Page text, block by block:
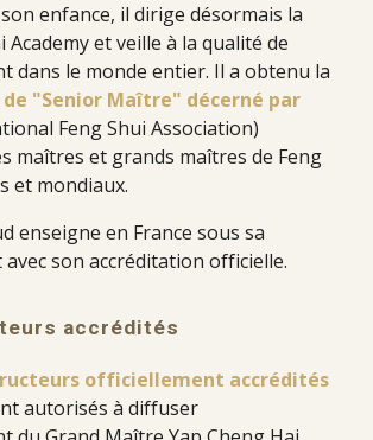
enfance, il dirige désormais la
Academy et veille à la qualité de
dans le monde entier. Il a obtenu la
"Senior Maître" décerné par
Feng Shui Association)
maîtres et grands maîtres de Feng
et mondiaux.
enseigne en France sous sa
son accréditation officielle.
accrédités
officiellement accrédités
autorisés à diffuser